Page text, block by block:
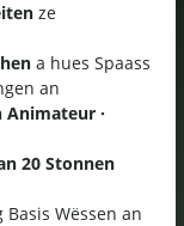
ze
a hues Spaass
an
Animateur ·
20 Stonnen
Wëssen an